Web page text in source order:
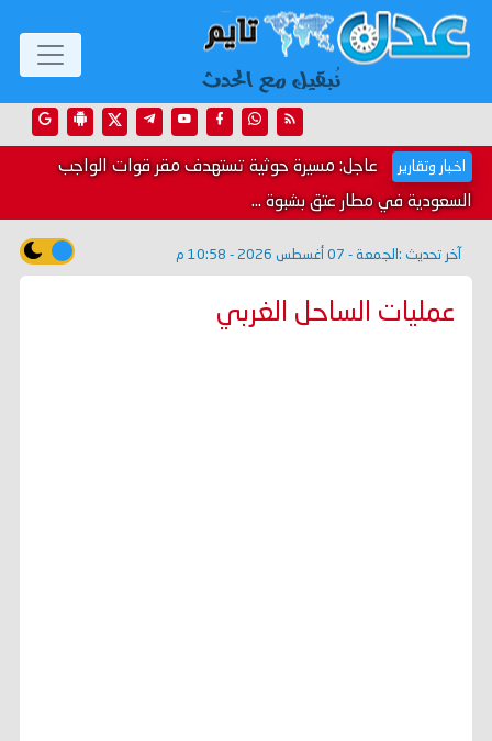
اخبار وتقارير عاجل: مسيرة حوثية تستهدف مقر قوات الواجب
السعودية في مطار عتق بشبوة ...
آخر تحديث : الجمعة - 07 أغسطس 2026 - 10:58 م
عمليات الساحل الغربي